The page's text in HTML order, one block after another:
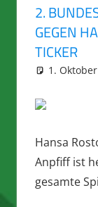
2.
GEGEN
TICKER
1.
Hansa
Anpfiff ist
gesamte